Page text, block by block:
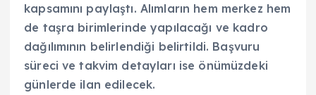
kapsamını paylaştı. Alımların hem merkez hem
de taşra birimlerinde yapılacağı ve kadro
dağılımının belirlendiği belirtildi. Başvuru
süreci ve takvim detayları ise önümüzdeki
günlerde ilan edilecek.